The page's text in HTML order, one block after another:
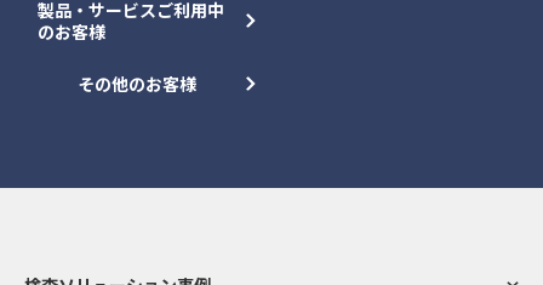
製品・サービスご利用中
のお客様
その他のお客様